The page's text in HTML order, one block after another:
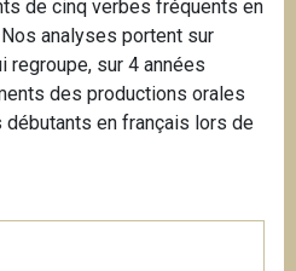
de cinq verbes fréquents en
analyses portent sur
regroupe, sur 4 années
des productions orales
en français lors de